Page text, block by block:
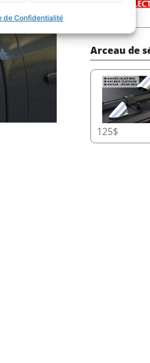
de Confidentialité
Arceau de
125$